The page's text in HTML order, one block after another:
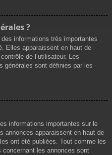
?
des informations très importantes
Elles apparaissent en haut de
de l’utilisateur. Les
générales sont définies par les
informations importantes sur le
annonces apparaissent en haut de
ont été publiées. Tout comme les
les annonces sont